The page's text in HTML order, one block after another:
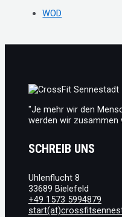
WOD
"Je mehr wir den
werden wir zusammen
SCHREIB UNS
Uhlenflucht 8
33689 Bielefeld
+49 1573 5994879